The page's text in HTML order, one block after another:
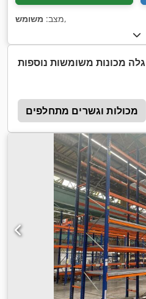
מצב: משומש ,
גלה מכונות משומשות נוספות
מכולות וגשרים מתחלפים